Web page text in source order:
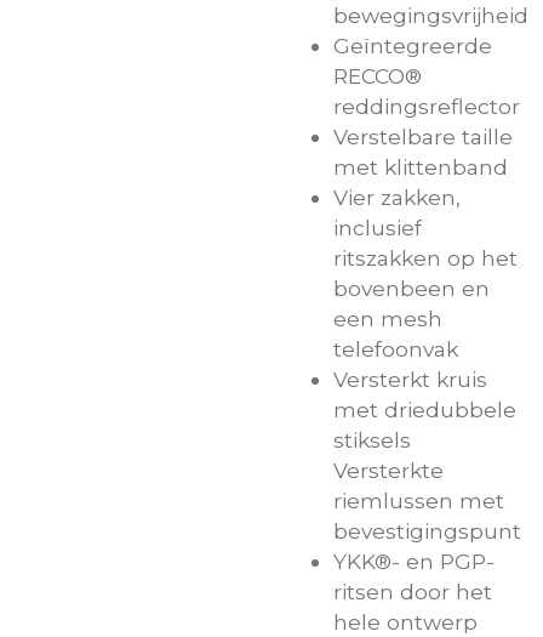
bewegingsvrijheid
Geïntegreerde
RECCO®
reddingsreflector
Verstelbare taille
met klittenband
Vier zakken,
inclusief
ritszakken op het
bovenbeen en
een mesh
telefoonvak
Versterkt kruis
met driedubbele
stiksels
Versterkte
riemlussen met
bevestigingspunt
YKK®- en PGP-
ritsen door het
hele ontwerp